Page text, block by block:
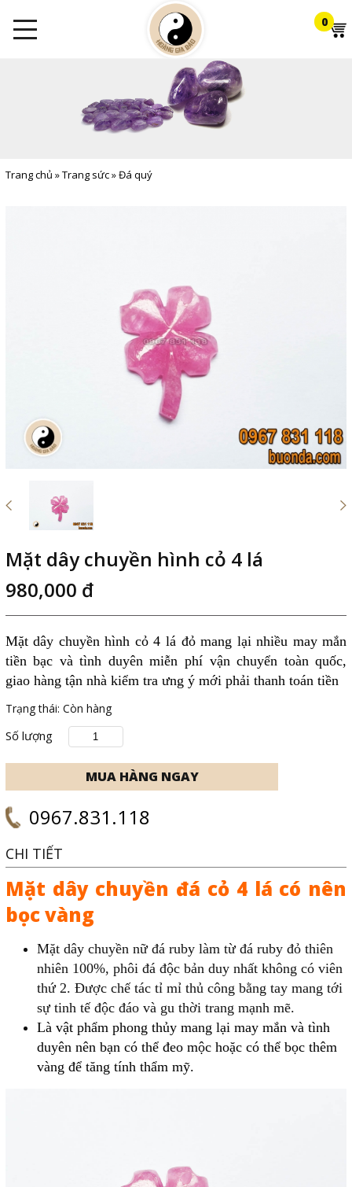
0
Trang chủ »Trang sức»Đá quý
Mặt dây chuyền hình cỏ 4 lá
980,000 đ
Mặt dây chuyền hình cỏ 4 lá đỏ mang lại nhiều may mắn
tiền bạc và tình duyên miễn phí vận chuyển toàn quốc,
giao hàng tận nhà kiểm tra ưng ý mới phải thanh toán tiền
Trạng thái: Còn hàng
Số lượng
0967.831.118
CHI TIẾT
Mặt dây chuyền đá cỏ 4 lá có nên
bọc vàng
Mặt dây chuyền nữ đá ruby làm từ đá ruby đỏ thiên
nhiên 100%, phôi đá độc bản duy nhất không có viên
thứ 2. Được chế tác tỉ mỉ thủ công bằng tay mang tới
sự tinh tế độc đáo và gu thời trang mạnh mẽ.
Là vật phẩm phong thủy mang lại may mắn và tình
duyên nên bạn có thể đeo mộc hoặc có thể bọc thêm
vàng để tăng tính thẩm mỹ.